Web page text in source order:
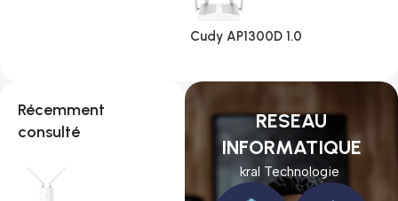
Récemment
consulté
RESEAU
INFORMATIQUE
kral Technologie
Cudy AP1300D 1.0